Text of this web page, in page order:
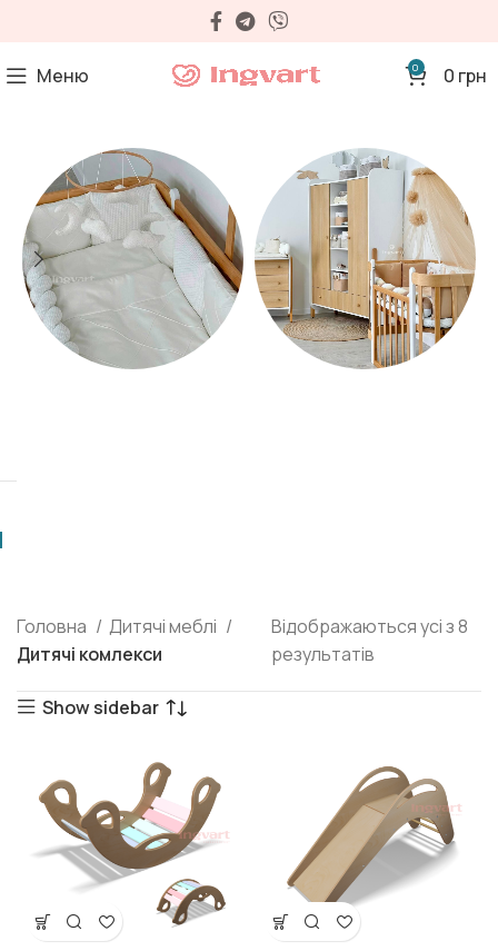
Меню 0 0 грн
Головна
Дитячі меблі
Дитячі комлекси
Відображаються усі з 8
результатів
Show sidebar